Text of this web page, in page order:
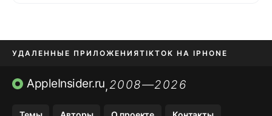
УДАЛЕННЫЕ ПРИЛОЖЕНИЯTIKTOK НА IPHONE
ПРИЛОЖЕНИЯ БЕЗ APP STORE
AppleInsider.ru,2008—2026